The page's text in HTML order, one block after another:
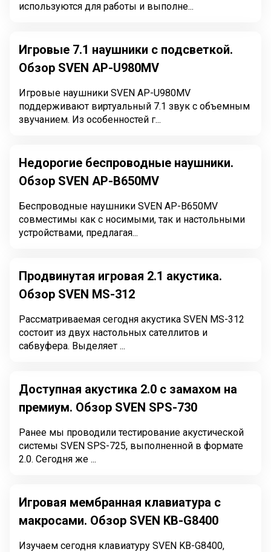
используются для работы и выполне...
Игровые 7.1 наушники с подсветкой.
Обзор SVEN AP-U980MV
Игровые наушники SVEN AP-U980MV
поддерживают виртуальный 7.1 звук с объемным
звучанием. Из особенностей г...
Недорогие беспроводные наушники.
Обзор SVEN AP-B650MV
Беспроводные наушники SVEN AP-B650MV
совместимы как с носимыми, так и настольными
устройствами, предлагая...
Продвинутая игровая 2.1 акустика.
Обзор SVEN MS-312
Рассматриваемая сегодня акустика SVEN MS-312
состоит из двух настольных сателлитов и
сабвуфера. Выделяет ...
Доступная акустика 2.0 с замахом на
премиум. Обзор SVEN SPS-730
Ранее мы проводили тестирование акустической
системы SVEN SPS-725, выполненной в формате
2.0. Сегодня же ...
Игровая мембранная клавиатура с
макросами. Обзор SVEN KB-G8400
Изучаем сегодня клавиатуру SVEN KB-G8400,